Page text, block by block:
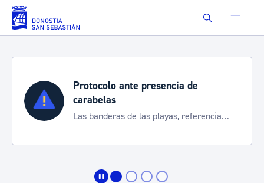
Saltar al contenido principal Buscar
Protocolo ante presencia de
carabelas
Las banderas de las playas, referencia